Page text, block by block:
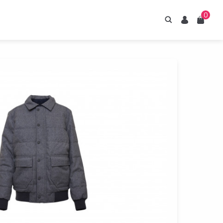
ESTIAN
naše sirupy
umělých sladidel.
Prohlédnout
HledáníUživatelKošík
0